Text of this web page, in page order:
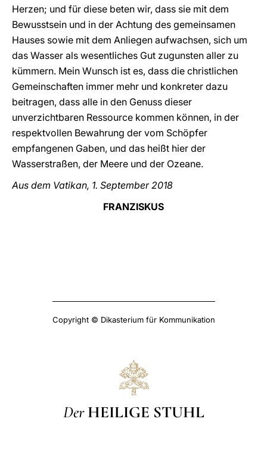
Herzen; und für diese beten wir, dass sie mit dem
Bewusstsein und in der Achtung des gemeinsamen
Hauses sowie mit dem Anliegen aufwachsen, sich um
das Wasser als wesentliches Gut zugunsten aller zu
kümmern. Mein Wunsch ist es, dass die christlichen
Gemeinschaften immer mehr und konkreter dazu
beitragen, dass alle in den Genuss dieser
unverzichtbaren Ressource kommen können, in der
respektvollen Bewahrung der vom Schöpfer
empfangenen Gaben, und das heißt hier der
Wasserstraßen, der Meere und der Ozeane.
Aus dem Vatikan, 1. September 2018
FRANZISKUS
Copyright © Dikasterium für Kommunikation
Der HEILIGE STUHL